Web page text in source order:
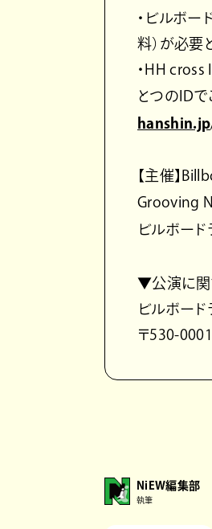
・ビルボー
料）が必要
・HH
とつのIDで
hanshin.jp
【主催】
Grooving
ビルボード
▼公演に関
ビルボード
〒530-
NiEW編集部
執筆